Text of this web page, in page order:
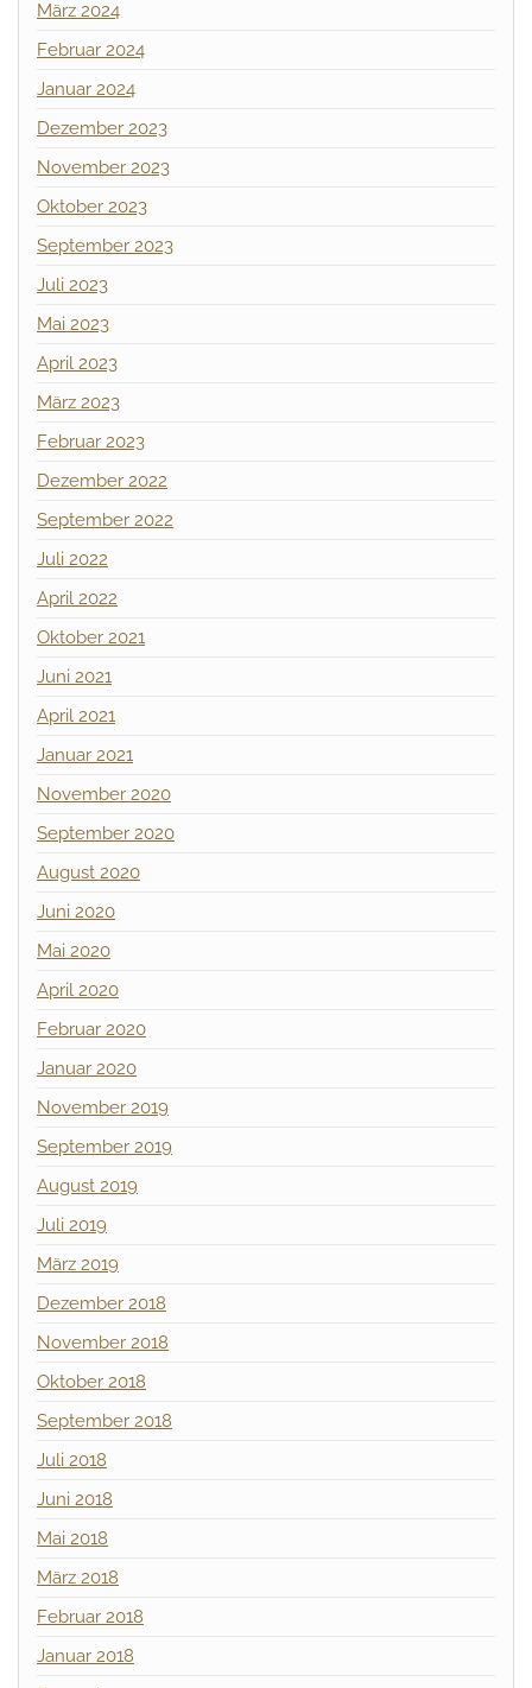
März 2024
Februar 2024
Januar 2024
Dezember 2023
November 2023
Oktober 2023
September 2023
Juli 2023
Mai 2023
April 2023
März 2023
Februar 2023
Dezember 2022
September 2022
Juli 2022
April 2022
Oktober 2021
Juni 2021
April 2021
Januar 2021
November 2020
September 2020
August 2020
Juni 2020
Mai 2020
April 2020
Februar 2020
Januar 2020
November 2019
September 2019
August 2019
Juli 2019
März 2019
Dezember 2018
November 2018
Oktober 2018
September 2018
Juli 2018
Juni 2018
Mai 2018
März 2018
Februar 2018
Januar 2018